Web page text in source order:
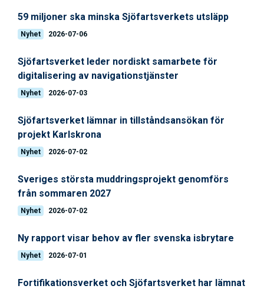
59 miljoner ska minska Sjöfartsverkets utsläpp
Nyhet 2026-07-06
Sjöfartsverket leder nordiskt samarbete för
digitalisering av navigationstjänster
Nyhet 2026-07-03
Sjöfartsverket lämnar in tillståndsansökan för
projekt Karlskrona
Nyhet 2026-07-02
Sveriges största muddringsprojekt genomförs
från sommaren 2027
Nyhet 2026-07-02
Ny rapport visar behov av fler svenska isbrytare
Nyhet 2026-07-01
Fortifikationsverket och Sjöfartsverket har lämnat